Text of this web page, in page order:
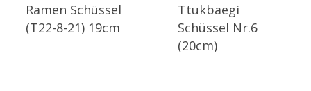
Ramen Schüssel
(T22-8-21) 19cm
Ttukbaegi
Schüssel Nr.6
(20cm)